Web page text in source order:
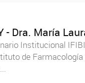
- Dra. María
Institucional
de